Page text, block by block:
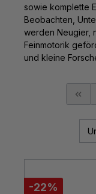
sowie komplette
Beobachten,
werden Neugier,
Feinmotorik
und kleine
-22%